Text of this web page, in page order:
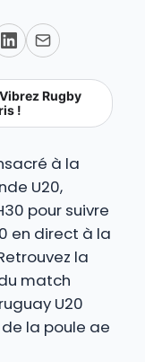
Rugby
!
à la
U20,
pour suivre
en direct à la
la
match
U20
la poule ae